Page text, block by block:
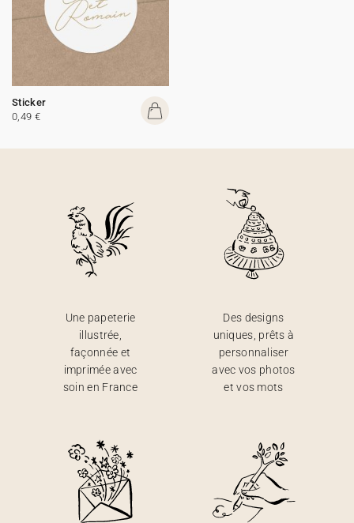
Sticker
0,49 €
Une papeterie
illustrée,
façonnée et
imprimée avec
soin en France
Des designs
uniques, prêts à
personnaliser
avec vos photos
et vos mots